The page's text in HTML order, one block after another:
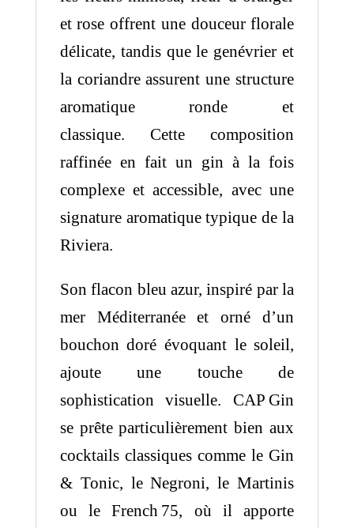
et rose offrent une douceur florale
délicate, tandis que le genévrier et
la coriandre assurent une structure
aromatique ronde et
classique. Cette composition
raffinée en fait un gin à la fois
complexe et accessible, avec une
signature aromatique typique de la
Riviera.
Son flacon bleu azur, inspiré par la
mer Méditerranée et orné d’un
bouchon doré évoquant le soleil,
ajoute une touche de
sophistication visuelle. CAP Gin
se prête particulièrement bien aux
cocktails classiques comme le Gin
& Tonic, le Negroni, le Martinis
ou le French 75, où il apporte